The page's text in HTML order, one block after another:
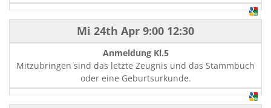
Mi 24th Apr 9:00 12:30
Anmeldung Kl.5
Mitzubringen sind das letzte Zeugnis und das Stammbuch
oder eine Geburtsurkunde.